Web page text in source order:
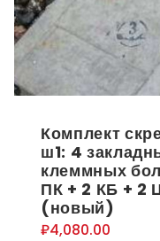
Комплект
ш1: 4
клеммных
ПК + 2 КБ + 2
(новый)
₽4,080.00